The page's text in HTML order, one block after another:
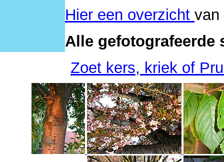
Hier een overzicht van
Alle gefotografeerde
Zoet kers, kriek of